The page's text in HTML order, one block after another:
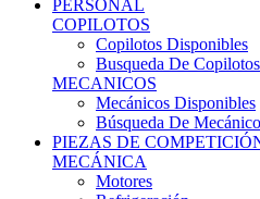
Copilotos Disponibles
Busqueda De Copilotos
MECANICOS
Mecánicos Disponibles
Búsqueda De Mecánicos
PIEZAS DE COMPETICIÓN
MECÁNICA
Motores
Refrigeración
Electrónica